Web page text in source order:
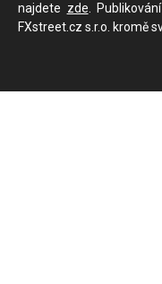
najdete zde.
FXstreet.cz s.r.o. kromě